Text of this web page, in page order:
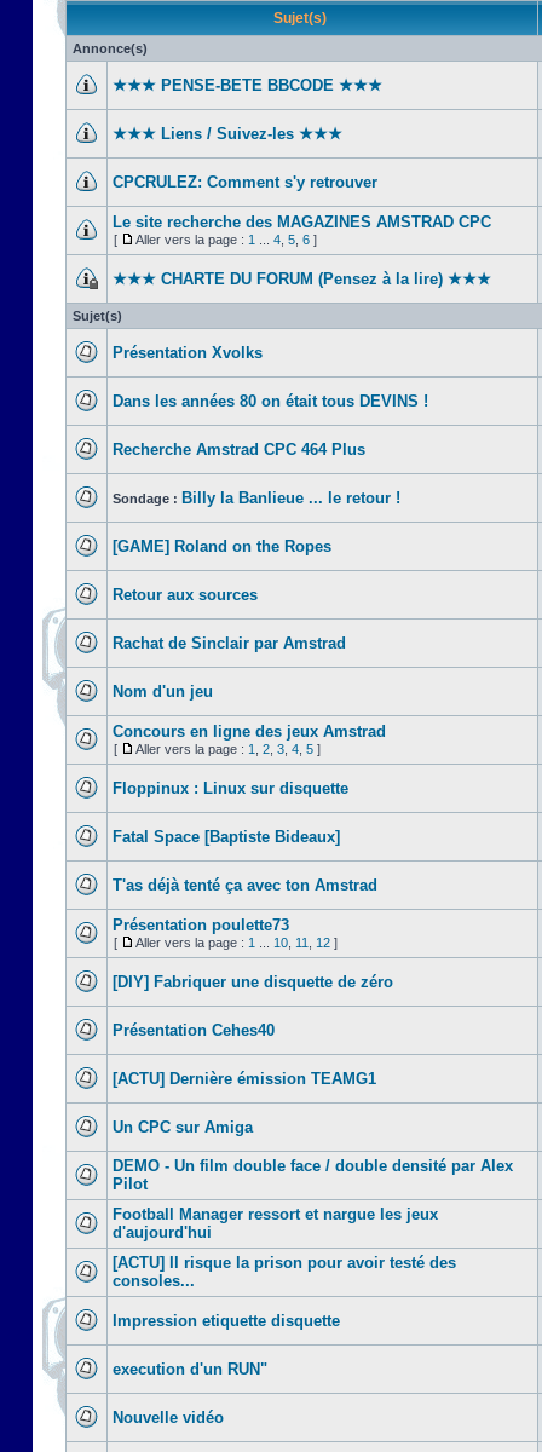
Sujet(s)
Annonce(s)
★★★ PENSE-BETE BBCODE ★★★
★★★ Liens / Suivez-les ★★★
CPCRULEZ: Comment s'y retrouver‎
Le site recherche des MAGAZINES AMSTRAD CPC
[ Aller vers la page : 1 4 5 6 ]
★★★ CHARTE DU FORUM (Pensez à la lire) ★★★
Sujet(s)
Présentation Xvolks
Dans les années 80 on était tous DEVINS !
Recherche Amstrad CPC 464 Plus
Sondage : Billy la Banlieue ... le retour !
[GAME] Roland on the Ropes
Retour aux sources
Rachat de Sinclair par Amstrad
Nom d'un jeu
Concours en ligne des jeux Amstrad
[ Aller vers la page : 1 2 3 4 5 ]
Floppinux : Linux sur disquette
Fatal Space [Baptiste Bideaux]
T'as déjà tenté ça avec ton Amstrad
Présentation poulette73
[ Aller vers la page : 1 10 11 12 ]
[DIY] Fabriquer une disquette de zéro
Présentation Cehes40
[ACTU] Dernière émission TEAMG1
Un CPC sur Amiga
DEMO - Un film double face / double densité par Alex
Pilot
Football Manager ressort et nargue les jeux
d'aujourd'hui
[ACTU] Il risque la prison pour avoir testé des
consoles...
Impression etiquette disquette
execution d'un RUN"
Nouvelle vidéo